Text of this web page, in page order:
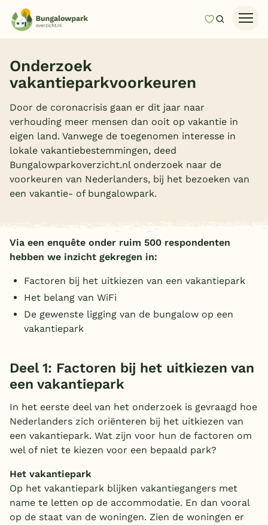
MijnZoeken
Last minutes
Zomervakantie
Nazomeren
Vakantiehuizen
Vakantiepark keuzehulp
Subtropisch zwembad
Overdekt zwembad
Wildwaterbaan
Keuzehulp
Bestemmingen
Nederland
Texel
Limburg
Onderzoek
vakantieparkvoorkeuren
Door de coronacrisis gaan er dit jaar naar
verhouding meer mensen dan ooit op vakantie in
eigen land. Vanwege de toegenomen interesse in
lokale vakantiebestemmingen, deed
Bungalowparkoverzicht.nl onderzoek naar de
voorkeuren van Nederlanders, bij het bezoeken van
een vakantie- of bungalowpark.
Via een enquête onder ruim 500 respondenten
hebben we inzicht gekregen in:
Factoren bij het uitkiezen van een vakantiepark
Het belang van WiFi
De gewenste ligging van de bungalow op een
vakantiepark
Deel 1: Factoren bij het uitkiezen van
een vakantiepark
In het eerste deel van het onderzoek is gevraagd hoe
Nederlanders zich oriënteren bij het uitkiezen van
een vakantiepark. Wat zijn voor hun de factoren om
wel of niet te kiezen voor een bepaald park?
Het vakantiepark
Op het vakantiepark blijken vakantiegangers met
name te letten op de accommodatie. En dan vooral
op de staat van de woningen. Zien de woningen er